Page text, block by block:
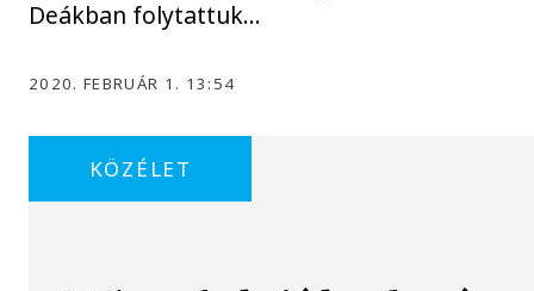
Deákban folytattuk…
2020. FEBRUÁR 1. 13:54
KÖZÉLET